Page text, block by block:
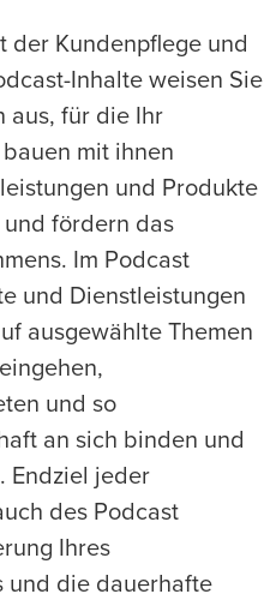
der Kundenpflege und
Inhalte weisen Sie
aus, für die Ihr
mit ihnen
und Produkte
fördern das
Im Podcast
und Dienstleistungen
ausgewählte Themen
und so
an sich binden und
Endziel jeder
des Podcast
Ihres
und die dauerhafte